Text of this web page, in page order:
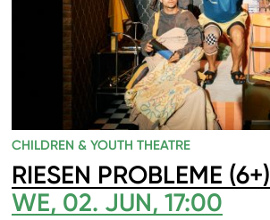
CHILDREN & YOUTH THEATRE
RIESEN PROBLEME (6+)
WE, 02. JUN, 17:00